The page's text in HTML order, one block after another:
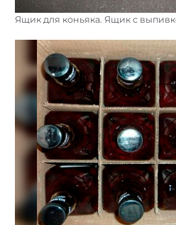
Ящик для коньяка. Ящик с